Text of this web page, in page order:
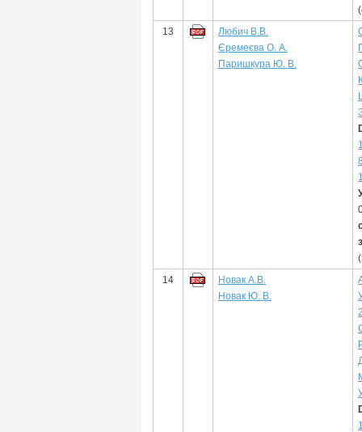
13
Любич В.В.
Єремеєва О. А.
Паришкура Ю. В.
14
Новак А.В.
Новак Ю. В.